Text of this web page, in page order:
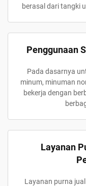
berasal dari tangki
Penggunaan
Pada dasarnya
minum, minuman
bekerja dengan
Layanan
Layanan purna